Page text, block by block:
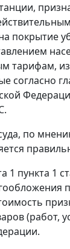
покрытие
тарифам,
согласно
по
1 пункта 1
(работ,